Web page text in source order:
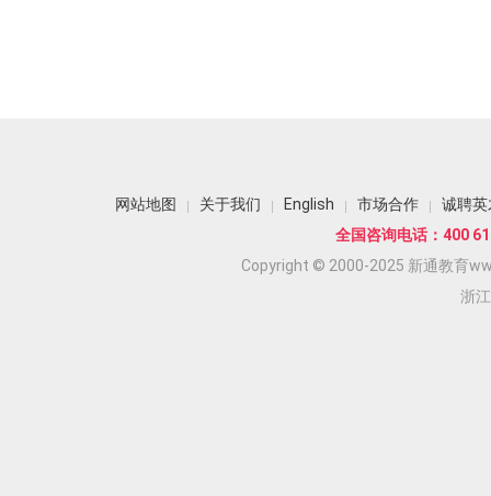
网站地图 关于我们 English 市场合作
诚聘英
全国咨询电话：400
Copyright © 2000-2025 新通教育
浙